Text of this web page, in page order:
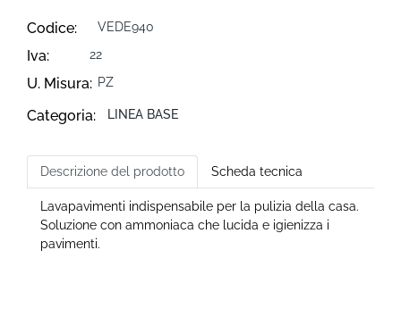
Codice: VEDE940
Iva: 22
U. Misura: PZ
Categoria: LINEA BASE
Descrizione del prodotto Scheda tecnica
Lavapavimenti indispensabile per la pulizia della casa.
Soluzione con ammoniaca che lucida e igienizza i
pavimenti.